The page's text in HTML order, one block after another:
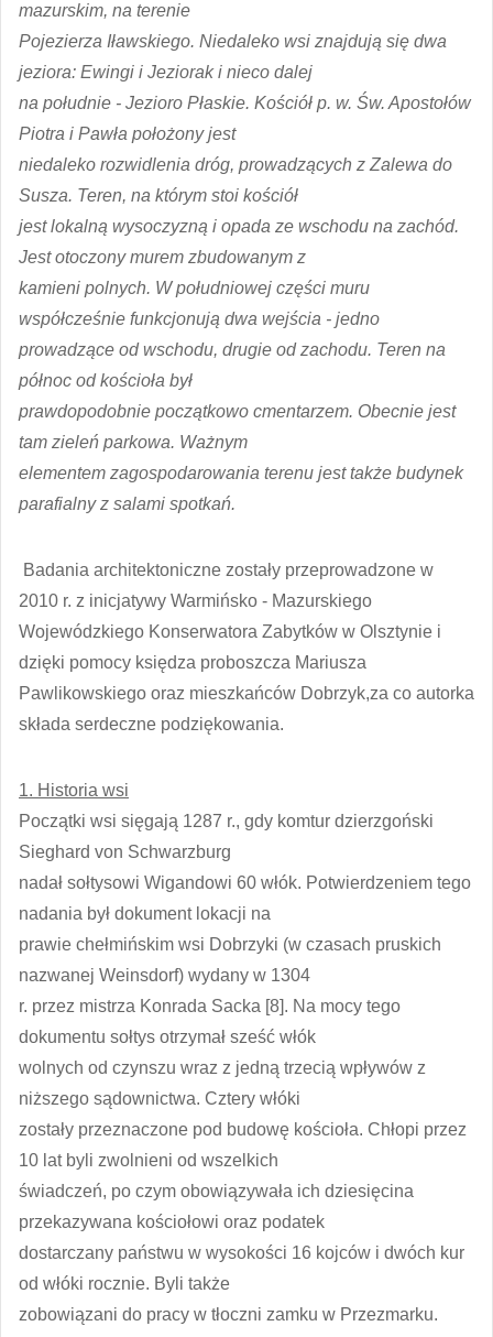
mazurskim, na terenie
Pojezierza Iławskiego. Niedaleko wsi znajdują się dwa
jeziora: Ewingi i Jeziorak i nieco dalej
na południe - Jezioro Płaskie. Kościół p. w. Św. Apostołów
Piotra i Pawła położony jest
niedaleko rozwidlenia dróg, prowadzących z Zalewa do
Susza. Teren, na którym stoi kościół
jest lokalną wysoczyzną i opada ze wschodu na zachód.
Jest otoczony murem zbudowanym z
kamieni polnych. W południowej części muru
współcześnie funkcjonują dwa wejścia - jedno
prowadzące od wschodu, drugie od zachodu. Teren na
północ od kościoła był
prawdopodobnie początkowo cmentarzem. Obecnie jest
tam zieleń parkowa. Ważnym
elementem zagospodarowania terenu jest także budynek
parafialny z salami spotkań.
Badania architektoniczne zostały przeprowadzone w
2010 r. z inicjatywy Warmińsko - Mazurskiego
Wojewódzkiego Konserwatora Zabytków w Olsztynie i
dzięki pomocy księdza proboszcza Mariusza
Pawlikowskiego oraz mieszkańców Dobrzyk,za co autorka
składa serdeczne podziękowania.
1. Historia wsi
Początki wsi sięgają 1287 r., gdy komtur dzierzgoński
Sieghard von Schwarzburg
nadał sołtysowi Wigandowi 60 włók. Potwierdzeniem tego
nadania był dokument lokacji na
prawie chełmińskim wsi Dobrzyki (w czasach pruskich
nazwanej Weinsdorf) wydany w 1304
r. przez mistrza Konrada Sacka [8]. Na mocy tego
dokumentu sołtys otrzymał sześć włók
wolnych od czynszu wraz z jedną trzecią wpływów z
niższego sądownictwa. Cztery włóki
zostały przeznaczone pod budowę kościoła. Chłopi przez
10 lat byli zwolnieni od wszelkich
świadczeń, po czym obowiązywała ich dziesięcina
przekazywana kościołowi oraz podatek
dostarczany państwu w wysokości 16 kojców i dwóch kur
od włóki rocznie. Byli także
zobowiązani do pracy w tłoczni zamku w Przezmarku.